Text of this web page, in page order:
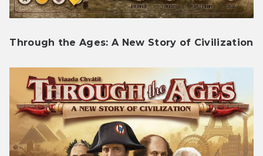
Through the Ages: A New Story of Civilization